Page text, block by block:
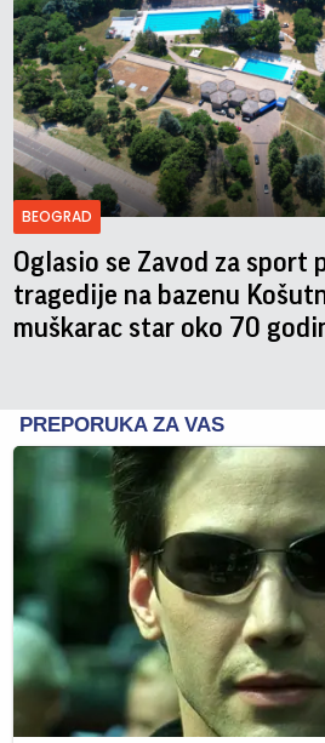
BEOGRAD
Oglasio se Zavod za sport
tragedije na bazenu
muškarac star oko 70